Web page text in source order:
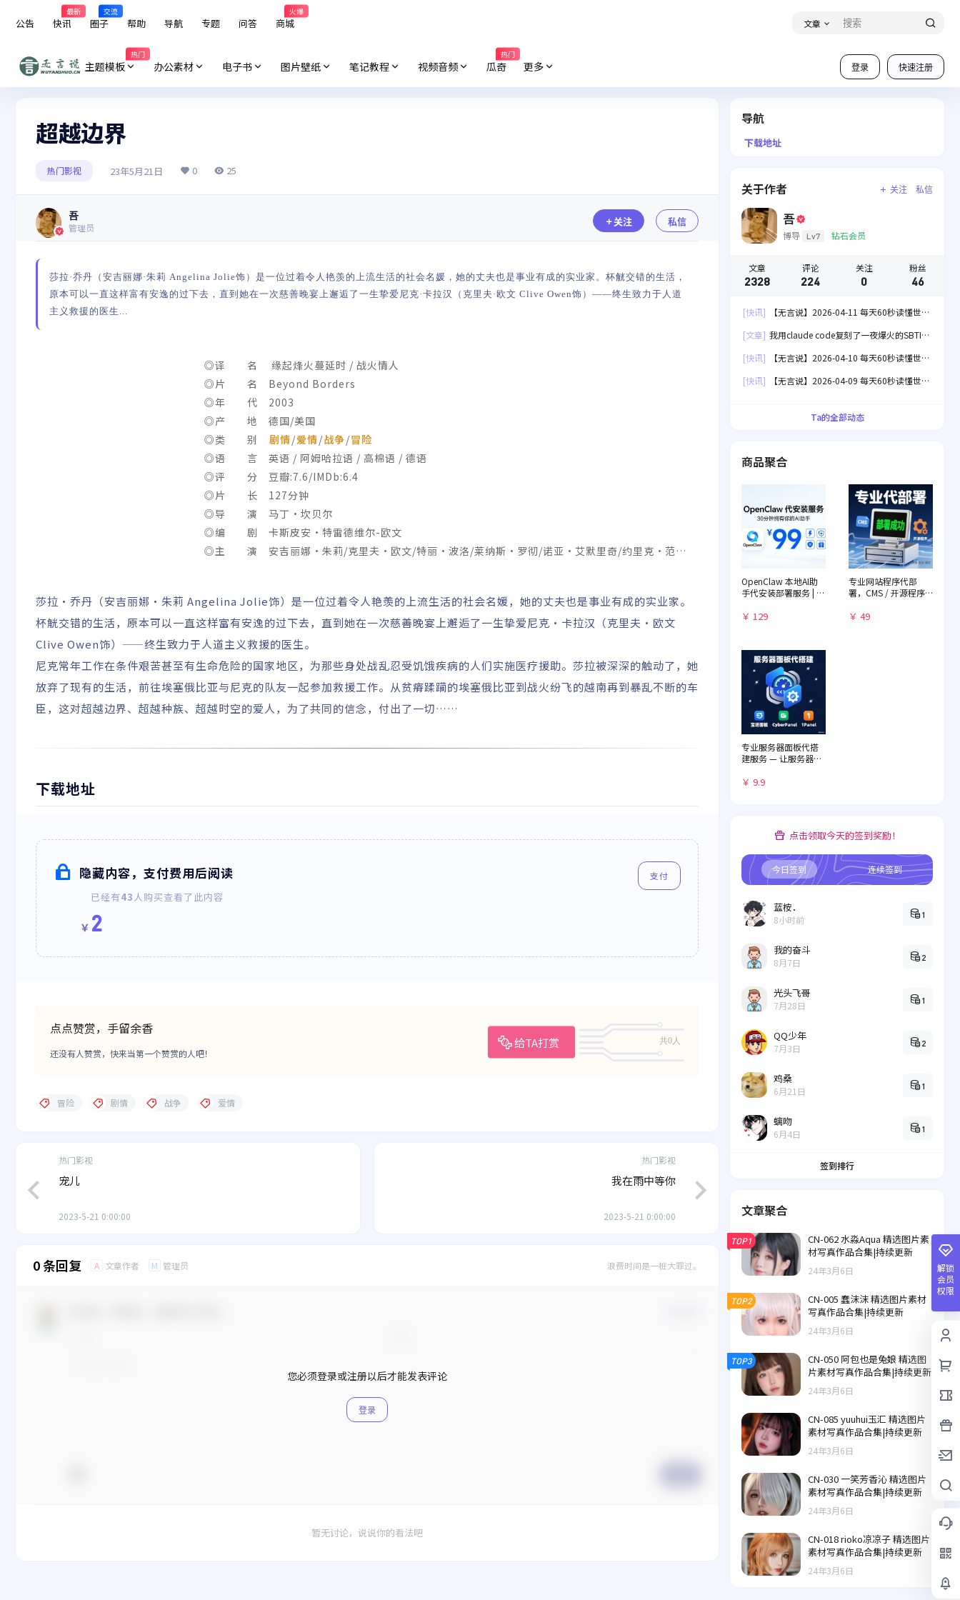
公告 快讯
最新
圈子
交流
帮助 导航 专题 问答 商城
火爆
文章
登录 快速注册
主题模板
热门
办公素材 电子书 图片壁纸 笔记教程 视频音频 瓜奇
热门
更多
超越边界
热门影视 23年5月21日 0 25
吾
管理员 关注 私信
莎拉·乔丹（安吉丽娜·朱莉 Angelina Jolie饰）是一位过着令人艳羡的上流生活的社会名媛，她的丈夫也是事业有成的实业家。杯觥交错的生活，
原本可以一直这样富有安逸的过下去，直到她在一次慈善晚宴上邂逅了一生挚爱尼克·卡拉汉（克里夫·欧文 Clive Owen饰）——终生致力于人道
主义救援的医生...
◎译 名 缘起烽火蔓延时 / 战火情人
◎片 名 Beyond Borders
◎年 代 2003
◎产 地 德国/美国
◎类 别 剧情/爱情/战争/冒险
◎语 言 英语 / 阿姆哈拉语 / 高棉语 / 德语
◎评 分 豆瓣:7.6/IMDb:6.4
◎片 长 127分钟
◎导 演 马丁·坎贝尔
◎编 剧 卡斯皮安·特雷德维尔-欧文
◎主 演 安吉丽娜·朱莉/克里夫·欧文/特丽·波洛/莱纳斯·罗彻/诺亚·艾默里奇/约里克·范·
莎拉·乔丹（安吉丽娜·朱莉 Angelina Jolie饰）是一位过着令人艳羡的上流生活的社会名媛，她的丈夫也是事业有成的实业家。
杯觥交错的生活，原本可以一直这样富有安逸的过下去，直到她在一次慈善晚宴上邂逅了一生挚爱尼克·卡拉汉（克里夫·欧文
Clive Owen饰）——终生致力于人道主义救援的医生。
尼克常年工作在条件艰苦甚至有生命危险的国家地区，为那些身处战乱忍受饥饿疾病的人们实施医疗援助。莎拉被深深的触动了，她
放弃了现有的生活，前往埃塞俄比亚与尼克的队友一起参加救援工作。从贫瘠蹂躏的埃塞俄比亚到战火纷飞的越南再到暴乱不断的车
臣，这对超越边界、超越种族、超越时空的爱人，为了共同的信念，付出了一切……
下载地址
隐藏内容，支付费用后阅读
已经有43人购买查看了此内容
￥ 2
支付
点点赞赏，手留余香
给TA打赏 共0人
还没有人赞赏，快来当第一个赞赏的人吧！
冒险 剧情 战争 爱情
热门影视
宠儿
2023-5-21 0:00:00
热门影视
我在雨中等你
2023-5-21 0:00:00
0 条回复 A 文章作者 M 管理员 浪费时间是一桩大罪过。
您必须登录或注册以后才能发表评论
登录
暂无讨论，说说你的看法吧
导航
下载地址
关于作者 关注 私信
吾
博导 Lv7 钻石会员
文章
2328
评论
224
关注
0
粉丝
46
[快讯]
【无言说】2026-04-11 每天60秒读懂世
[文章] 我用claude code复刻了一夜爆火的SBTI
[快讯]
【无言说】2026-04-10 每天60秒读懂世
[快讯]
【无言说】2026-04-09 每天60秒读懂世
Ta的全部动态
商品聚合
OpenClaw 本地AI助
手代安装部署服务 | 远
门教程
￥ 129
专业网站程序代部
署，CMS / 开源程序
￥ 49
专业服务器面板代搭
建服务 — 让服务器管
￥ 9.9
点击领取今天的签到奖励！
今日签到 连续签到
蓝桉．
8小时前 1
我的奋斗
8月7日 2
光头飞哥
7月28日 1
QQ少年
7月3日 2
鸡桑
6月21日 1
螭吻
6月4日 1
签到排行
文章聚合
TOP1
CN-062 水淼Aqua 精选图片素
材写真作品合集|持续更新
24年3月6日
TOP2
CN-005 蠢沫沫 精选图片素材
写真作品合集|持续更新
24年3月6日
TOP3
CN-050 阿包也是兔娘 精选图
片素材写真作品合集|持续更新
24年3月6日
CN-085 yuuhui玉汇 精选图片
素材写真作品合集|持续更新
24年3月6日
CN-030 一笑芳香沁 精选图片
素材写真作品合集|持续更新
24年3月6日
CN-018 rioko凉凉子 精选图片
素材写真作品合集|持续更新
24年3月6日
解锁
会员
权限